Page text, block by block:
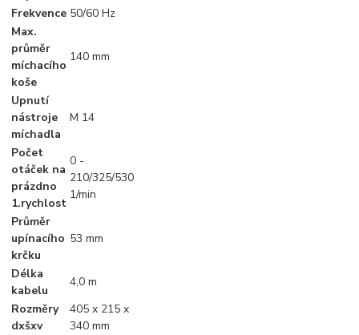
Frekvence 50/60 Hz
Max.
průměr
míchacího
koše
140 mm
Upnutí
nástroje
míchadla
M 14
Počet
otáček na
prázdno
1.rychlost
0 -
210/325/530
1/min
Průměr
upínacího
krčku
53 mm
Délka
kabelu
4,0 m
Rozměry
dxšxv
405 x 215 x
340 mm